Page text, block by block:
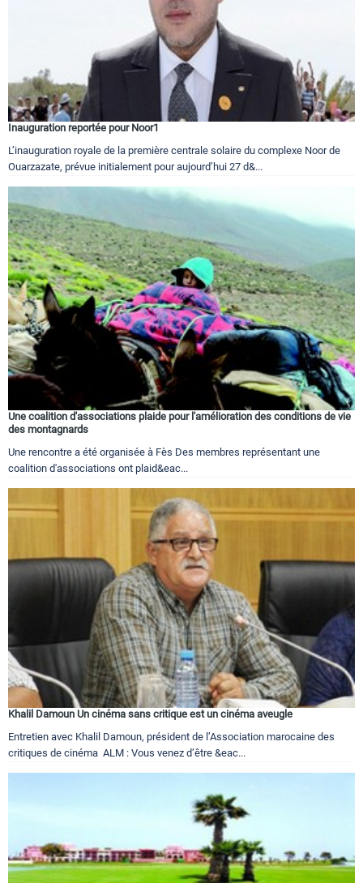
Inauguration reportée pour Noor1
L’inauguration royale de la première centrale solaire du complexe Noor de
Ouarzazate, prévue initialement pour aujourd’hui 27 d&...
Une coalition d'associations plaide pour l'amélioration des conditions de vie
des montagnards
Une rencontre a été organisée à Fès Des membres représentant une
coalition d'associations ont plaid&eac...
Khalil Damoun Un cinéma sans critique est un cinéma aveugle
Entretien avec Khalil Damoun, président de l’Association marocaine des
critiques de cinéma ALM : Vous venez d’être &eac...